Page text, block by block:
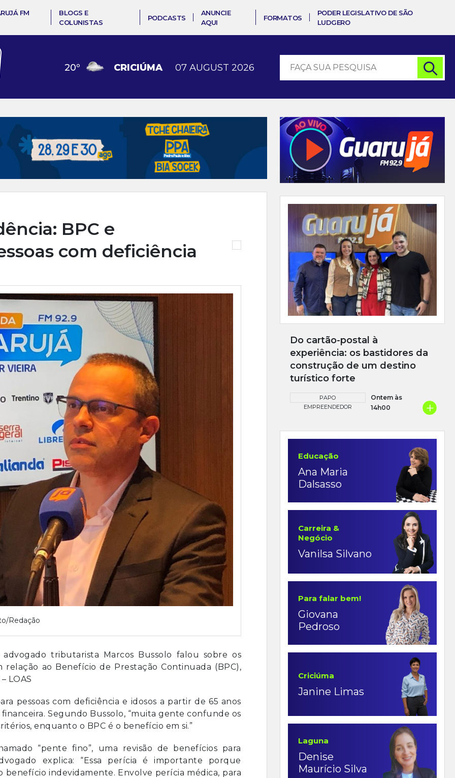
FM
BLOGS E
COLUNISTAS
PODCASTS
ANUNCIE
AQUI
FORMATOS
PODER LEGISLATIVO DE SÃO
LUDGERO
20º CRICIÚMA 07 AUGUST 2026
BPC e
com deficiência
Redação
tributarista Marcos Bussolo falou sobre os
relação ao Benefício de Prestação Continuada (BPC),
LOAS
pessoas com deficiência e idosos a partir de 65 anos
Segundo Bussolo, “muita gente confunde os
enquanto o BPC é o benefício em si.”
“pente fino”, uma revisão de benefícios para
explica: “Essa perícia é importante porque
indevidamente. Envolve perícia médica, para
Do cartão-postal à
experiência: os bastidores da
construção de um destino
turístico forte
PAPO
EMPREENDEDOR
Ontem às
14h00
+
Educação
Ana Maria
Dalsasso
Carreira &
Negócio
Vanilsa Silvano
Para falar bem!
Giovana
Pedroso
Criciúma
Janine Limas
Laguna
Denise
Maurício Silva